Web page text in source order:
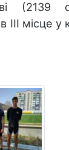
(2139
ІІІ місце